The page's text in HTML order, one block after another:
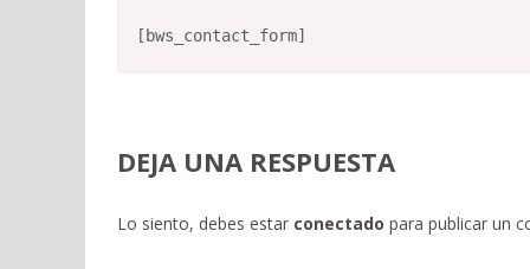
[bws_contact_form]
DEJA UNA RESPUESTA
Lo siento, debes estar conectado para publicar un